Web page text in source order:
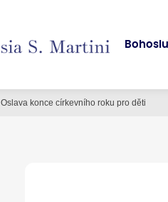
Oslava konce církevního roku pro děti